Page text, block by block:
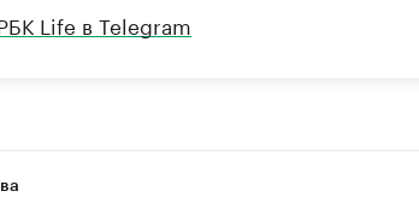
Life в Telegram